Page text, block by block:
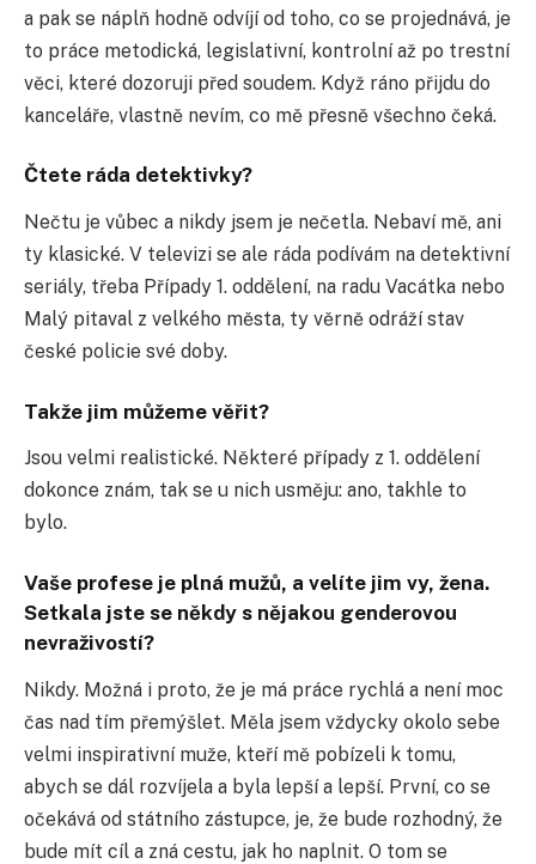
a pak se náplň hodně odvíjí od toho, co se projednává, je
to práce metodická, legislativní, kontrolní až po trestní
věci, které dozoruji před soudem. Když ráno přijdu do
kanceláře, vlastně nevím, co mě přesně všechno čeká.
Čtete ráda detektivky?
Nečtu je vůbec a nikdy jsem je nečetla. Nebaví mě, ani
ty klasické. V televizi se ale ráda podívám na detektivní
seriály, třeba Případy 1. oddělení, na radu Vacátka nebo
Malý pitaval z velkého města, ty věrně odráží stav
české policie své doby.
Takže jim můžeme věřit?
Jsou velmi realistické. Některé případy z 1. oddělení
dokonce znám, tak se u nich usměju: ano, takhle to
bylo.
Vaše profese je plná mužů, a velíte jim vy, žena.
Setkala jste se někdy s nějakou genderovou
nevraživostí?
Nikdy. Možná i proto, že je má práce rychlá a není moc
čas nad tím přemýšlet. Měla jsem vždycky okolo sebe
velmi inspirativní muže, kteří mě pobízeli k tomu,
abych se dál rozvíjela a byla lepší a lepší. První, co se
očekává od státního zástupce, je, že bude rozhodný, že
bude mít cíl a zná cestu, jak ho naplnit. O tom se